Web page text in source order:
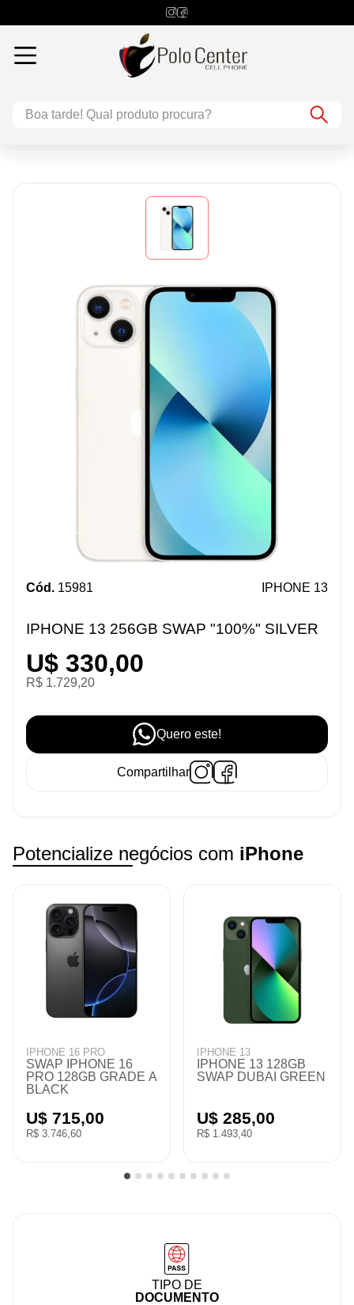
Cód. 15981 IPHONE 13
IPHONE 13 256GB SWAP "100%" SILVER
U$ 330,00
R$ 1.729,20
Quero este!
Compartilhar
Potencialize negócios com iPhone
128GB
GREEN
IPHONE 13 PRO MAX
IPHONE 13 PRO MAX
256GB SWAP DUBAI
IPHONE 14
256GB
TIPO DE
DOCUMENTO